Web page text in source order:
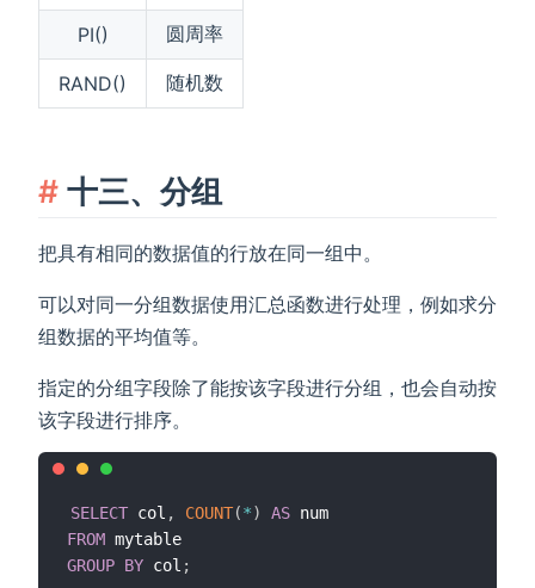
PI() 圆周率
RAND() 随机数
十三、分组
把具有相同的数据值的行放在同一组中。
可以对同一分组数据使用汇总函数进行处理，例如求分
组数据的平均值等。
指定的分组字段除了能按该字段进行分组，也会自动按
该字段进行排序。
SELECT col , COUNT(*) AS
FROM
GROUP BY col ;